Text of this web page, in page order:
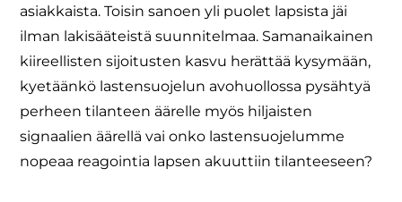
asiakkaista. Toisin sanoen yli puolet lapsista jäi
ilman lakisääteistä suunnitelmaa. Samanaikainen
kiireellisten sijoitusten kasvu herättää kysymään,
kyetäänkö lastensuojelun avohuollossa pysähtyä
perheen tilanteen äärelle myös hiljaisten
signaalien äärellä vai onko lastensuojelumme
nopeaa reagointia lapsen akuuttiin tilanteeseen?